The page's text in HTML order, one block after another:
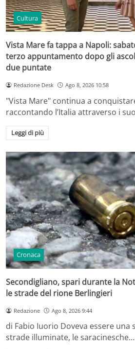
Cultura
Vista Mare fa tappa a Napoli:
terzo appuntamento dopo gli
due puntate
Redazione Desk Ago 8, 2026 10:58
"Vista Mare" continua a
raccontando l’Italia attraverso i
Leggi di più
Cronaca
Secondigliano, spari durante la
le strade del rione Berlingieri
Redazione Ago 8, 2026 9:44
di Fabio Iuorio Doveva essere una
strade illuminate, le saracinesche…